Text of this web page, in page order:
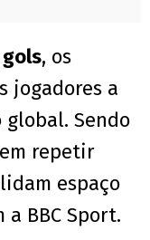
gols, os
jogadores a
Sendo
repetir
espaço
BBC Sport.